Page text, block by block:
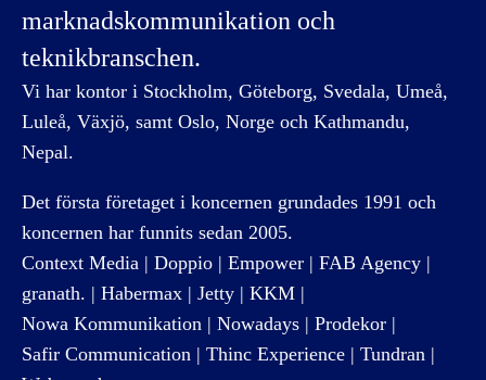
marknadskommunikation och
teknikbranschen.
Vi har kontor i Stockholm, Göteborg, Svedala, Umeå,
Luleå, Växjö, samt Oslo, Norge och Kathmandu,
Nepal.
Det första företaget i koncernen grundades 1991 och
koncernen har funnits sedan 2005.
Context Media | Doppio | Empower | FAB Agency |
granath. | Habermax | Jetty | KKM |
Nowa Kommunikation | Nowadays | Prodekor |
Safir Communication | Thinc Experience | Tundran |